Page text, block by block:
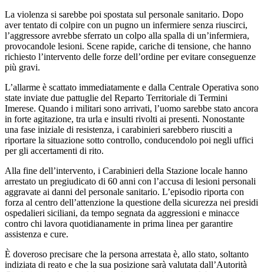
La violenza si sarebbe poi spostata sul personale sanitario. Dopo
aver tentato di colpire con un pugno un infermiere senza riuscirci,
l’aggressore avrebbe sferrato un colpo alla spalla di un’infermiera,
provocandole lesioni. Scene rapide, cariche di tensione, che hanno
richiesto l’intervento delle forze dell’ordine per evitare conseguenze
più gravi.
L’allarme è scattato immediatamente e dalla Centrale Operativa sono
state inviate due pattuglie del Reparto Territoriale di Termini
Imerese. Quando i militari sono arrivati, l’uomo sarebbe stato ancora
in forte agitazione, tra urla e insulti rivolti ai presenti. Nonostante
una fase iniziale di resistenza, i carabinieri sarebbero riusciti a
riportare la situazione sotto controllo, conducendolo poi negli uffici
per gli accertamenti di rito.
Alla fine dell’intervento, i Carabinieri della Stazione locale hanno
arrestato un pregiudicato di 60 anni con l’accusa di lesioni personali
aggravate ai danni del personale sanitario. L’episodio riporta con
forza al centro dell’attenzione la questione della sicurezza nei presidi
ospedalieri siciliani, da tempo segnata da aggressioni e minacce
contro chi lavora quotidianamente in prima linea per garantire
assistenza e cure.
È doveroso precisare che la persona arrestata è, allo stato, soltanto
indiziata di reato e che la sua posizione sarà valutata dall’Autorità